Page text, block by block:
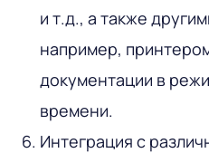
и т.д., а также
например,
документации в
времени.
Интеграция с